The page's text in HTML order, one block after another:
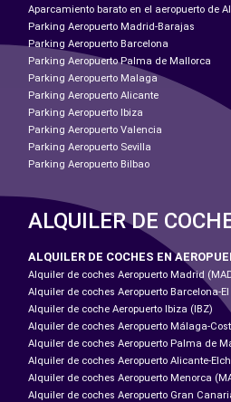
Aparcamiento barato en el aeropuerto de
Parking Aeropuerto Madrid-Barajas
Parking Aeropuerto Barcelona
Parking Aeropuerto Palma de Mallorca
Parking Aeropuerto Malaga
Parking Aeropuerto Alicante
Parking Aeropuerto Ibiza
Parking Aeropuerto Valencia
Parking Aeropuerto Sevilla
Parking Aeropuerto Bilbao
ALQUILER DE
ALQUILER DE COCHES EN
Alquiler de coches Aeropuerto Madrid
Alquiler de coches Aeropuerto Barcelona-El
Alquiler de coche Aeropuerto Ibiza (IBZ)
Alquiler de coches Aeropuerto Málaga-
Alquiler de coches Aeropuerto Palma de
Alquiler de coches Aeropuerto Alicante-
Alquiler de coches Aeropuerto Menorca
Alquiler de coches Aeropuerto Gran